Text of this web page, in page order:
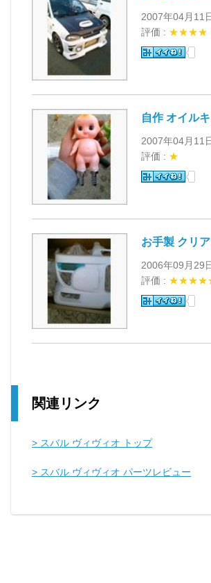
2007年04月11
評価 : ★★★★
自作 オイル
2007年04月11
評価 : ★
お手製 クリ
2006年09月29
評価 :
関連リンク
> スバル ヴィヴィオ トップ
> スバル ヴィヴィオ パーツレビュー